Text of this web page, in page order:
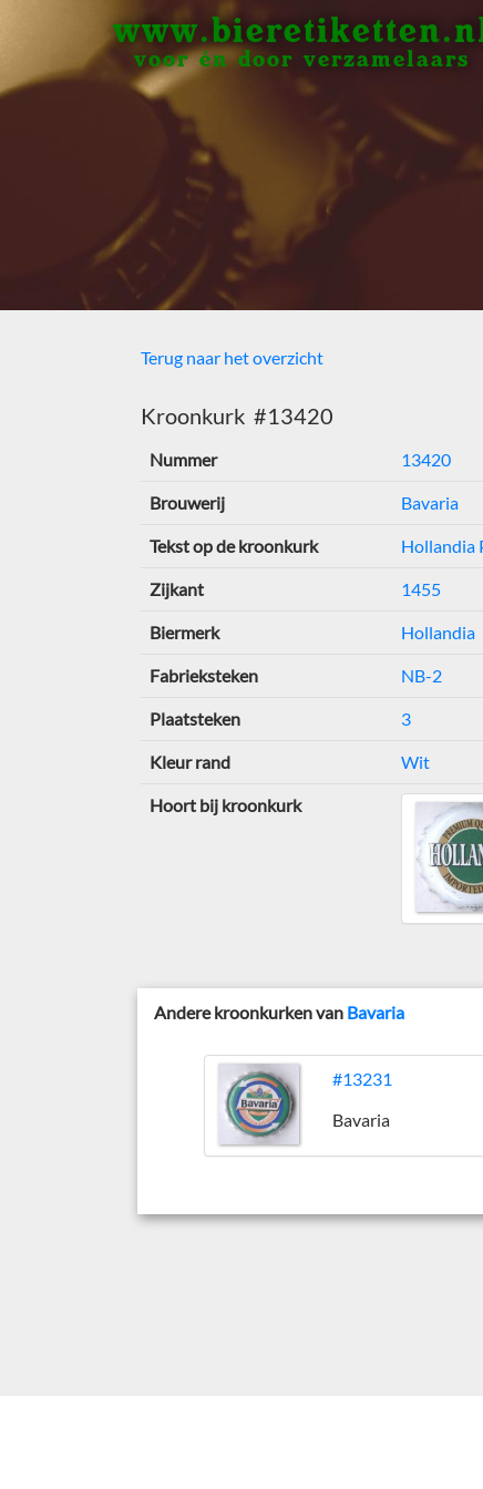
voor én door verzamelaars
Terug naar het overzicht
Kroonkurk #13420
Nummer 13420
Brouwerij Bavaria
Tekst op de kroonkurk Hollandia
Zijkant 1455
Biermerk Hollandia
Fabrieksteken NB-2
Plaatsteken 3
Kleur rand Wit
Hoort bij kroonkurk
Andere kroonkurken van Bavaria
#13231
Bavaria